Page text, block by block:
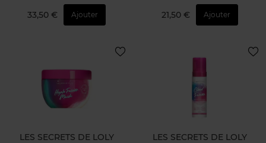
33,50 € Ajouter 21,50 € Ajouter
LES SECRETS DE LOLY LES SECRETS DE LOLY